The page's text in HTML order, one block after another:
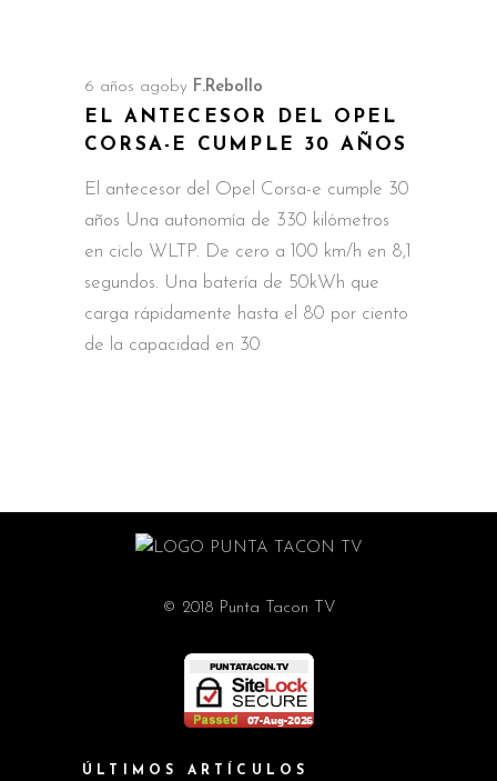
6 años ago by F.Rebollo
EL ANTECESOR DEL OPEL
CORSA-E CUMPLE 30 AÑOS
El antecesor del Opel Corsa-e cumple 30
años Una autonomía de 330 kilómetros
en ciclo WLTP. De cero a 100 km/h en 8,1
segundos. Una batería de 50kWh que
carga rápidamente hasta el 80 por ciento
de la capacidad en 30
© 2018 Punta Tacon TV
ÚLTIMOS ARTÍCULOS